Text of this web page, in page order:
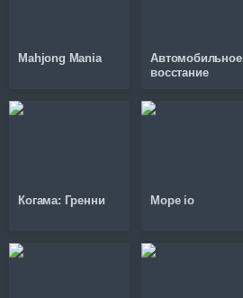
Mahjong Mania
Автомобильное
восстание
Когама: Гренни Mope io